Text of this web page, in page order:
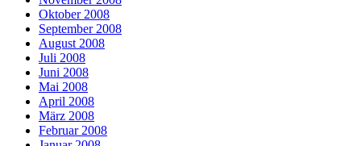
Oktober 2008
September 2008
August 2008
Juli 2008
Juni 2008
Mai 2008
April 2008
März 2008
Februar 2008